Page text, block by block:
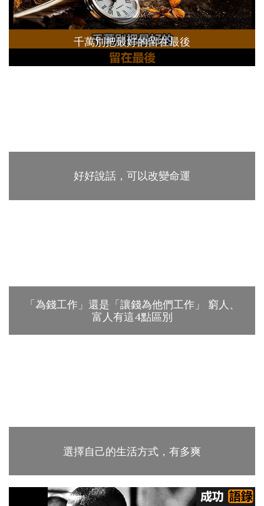
千萬別把最好的留在最後
好好說話，可以改變命運
「為錢工作」還是「讓錢為他們工作」 窮人、
富人有這4點區別
選擇自己的生活方式，有多爽